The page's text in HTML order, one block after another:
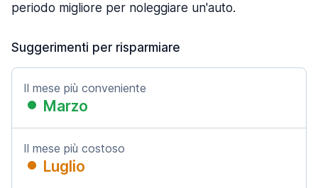
periodo migliore per noleggiare un'auto.
Suggerimenti per risparmiare
Il mese più conveniente
Marzo
Il mese più costoso
Luglio